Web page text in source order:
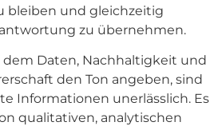
bleiben und gleichzeitig
zu übernehmen.
dem Daten, Nachhaltigkeit und
den Ton angeben, sind
Informationen unerlässlich. Es
qualitativen, analytischen